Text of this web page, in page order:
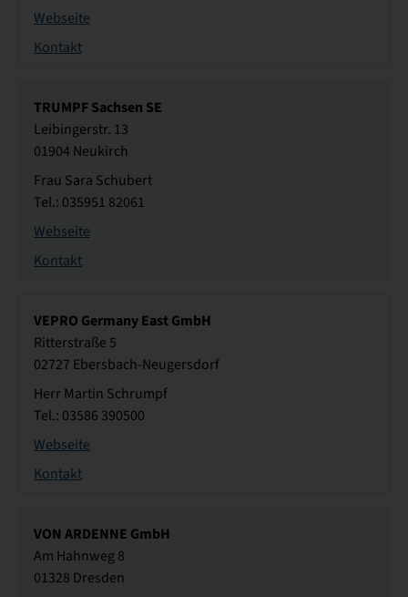
Webseite
Kontakt
TRUMPF Sachsen SE
Leibingerstr. 13
01904 Neukirch
Frau Sara Schubert
Tel.: 035951 82061
Webseite
Kontakt
VEPRO Germany East GmbH
Ritterstraße 5
02727 Ebersbach-Neugersdorf
Herr Martin Schrumpf
Tel.: 03586 390500
Webseite
Kontakt
VON ARDENNE GmbH
Am Hahnweg 8
01328 Dresden